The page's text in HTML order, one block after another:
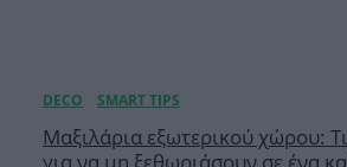
Μαξιλάρια εξωτερικού χώρου: